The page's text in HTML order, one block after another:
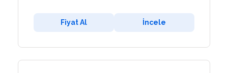
Fiyat Al İncele